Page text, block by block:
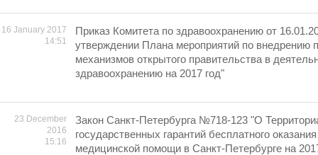
16 January 2017
14:51
Приказ Комитета по здравоохранению от
утверждении Плана мероприятий по внедрению
механизмов открытого правительства в
здравоохранению на 2017 год"
23 December
2016
15:16
Закон Санкт-Петербурга №718-123 "О
государственных гарантий бесплатного
медицинской помощи в Санкт-Петербурге на